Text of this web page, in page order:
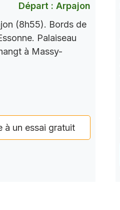
Départ : Arpajon
(8h55). Bords de
Palaiseau
à Massy-
à un essai gratuit